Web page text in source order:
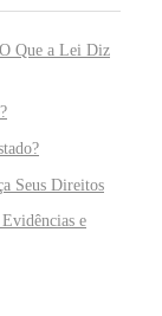
Que a Lei Diz
Seus Direitos
e